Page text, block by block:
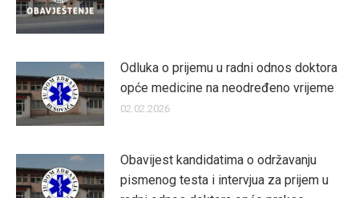
Odluka o prijemu u radni odnos doktora
opće medicine na neodređeno vrijeme
02.02.2026
Obavijest kandidatima o održavanju
pismenog testa i intervjua za prijem u